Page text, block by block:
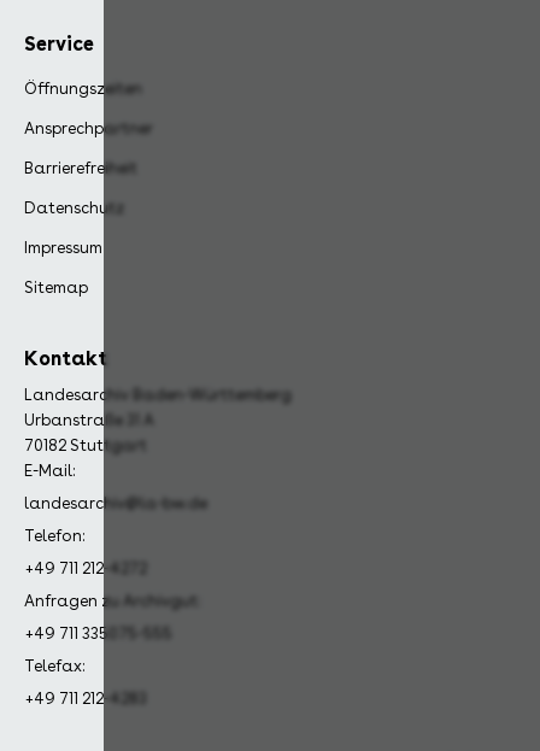
Service
Öffnungszeiten
Ansprechpartner
Barrierefreiheit
Datenschutz
Impressum
Sitemap
Kontakt
Landesarchiv Baden-Württemberg
Urbanstraße 31 A
70182 Stuttgart
E-Mail:
landesarchiv@la-bw.de
Telefon:
+49 711 212-4272
Anfragen zu Archivgut:
+49 711 335075-555
Telefax:
+49 711 212-4283